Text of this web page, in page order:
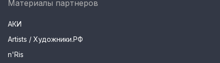
Материалы партнеров
АКИ
Artists / Художники.РФ
n'Ris